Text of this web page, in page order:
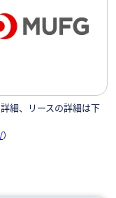
細、リースの詳細は下
）